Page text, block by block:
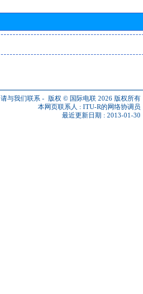
请与我们联系 - 版权 © 国际电联 2026 版权所有
本网页联系人 : ITU-R的网络协调员
最近更新日期 : 2013-01-30